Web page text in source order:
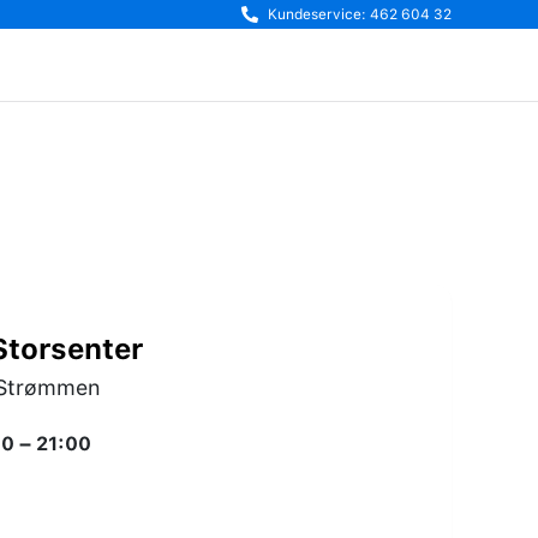
Kundeservice: 462 604 32
– 21:00